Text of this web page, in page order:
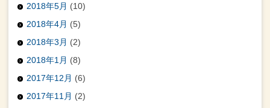
2018年5月 (10)
2018年4月 (5)
2018年3月 (2)
2018年1月 (8)
2017年12月 (6)
2017年11月 (2)